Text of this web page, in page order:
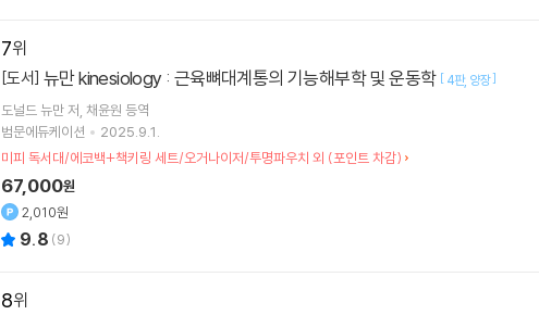
7
[도서] 뉴만 kinesiology : 근육뼈대계통의 기능해부학 및 운동학 [ 4판 양장]
도널드 뉴만저 채윤원 등역
범문에듀케이션
2025.9.1.
미피 독서대/에코백+책키링 세트/오거나이저/투명파우치 외 (포인트 차감)
67,000원
2,010원
9.8 (9)
8